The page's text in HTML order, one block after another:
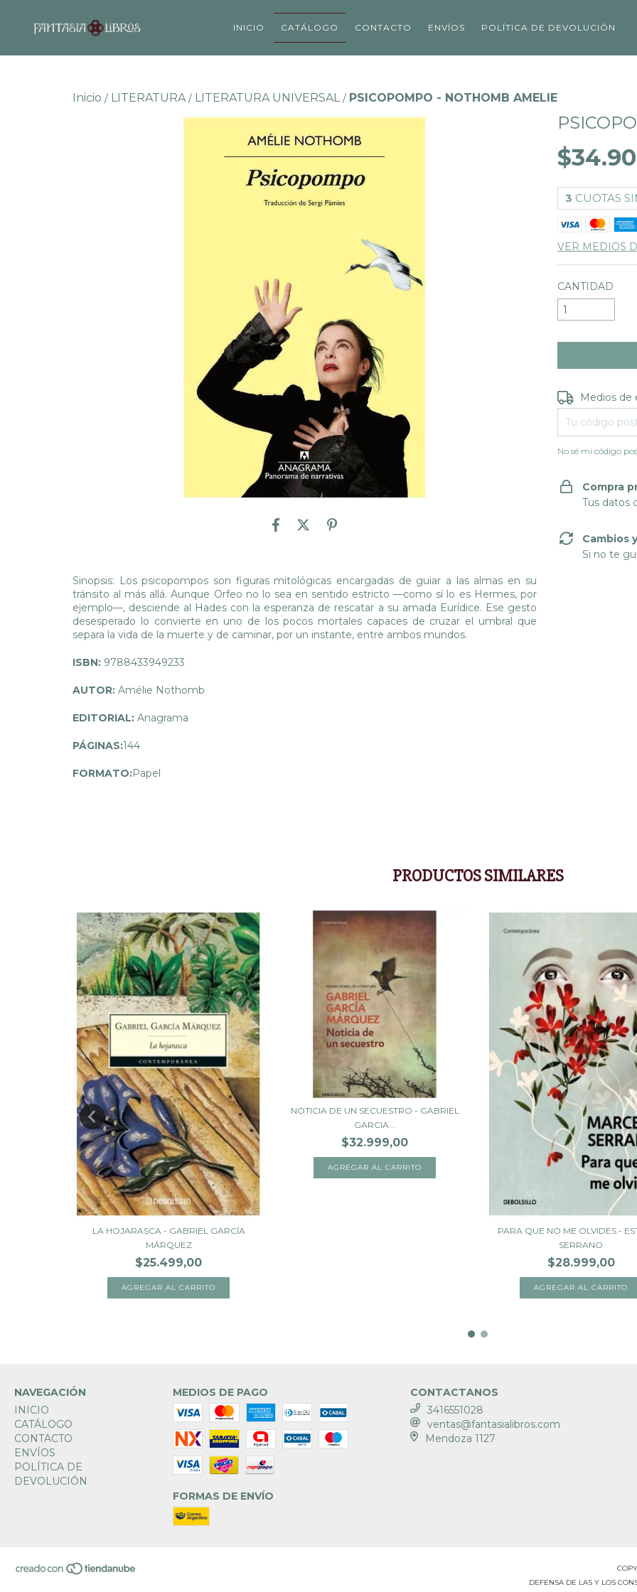
INICIO CATÁLOGO CONTACTO ENVÍOS POLÍTICA DE DEVOLUCIÓN
Inicio / LITERATURA / LITERATURA UNIVERSAL / PSICOPOMPO - NOTHOMB AMELIE
Sinopsis: Los psicopompos son figuras mitológicas encargadas de guiar a las almas en su
tránsito al más allá. Aunque Orfeo no lo sea en sentido estricto —como sí lo es Hermes, por
ejemplo—, desciende al Hades con la esperanza de rescatar a su amada Eurídice. Ese gesto
desesperado lo convierte en uno de los pocos mortales capaces de cruzar el umbral que
separa la vida de la muerte y de caminar, por un instante, entre ambos mundos.
ISBN: 9788433949233
AUTOR: Amélie Nothomb
EDITORIAL: Anagrama
PÁGINAS:144
FORMATO:Papel
3 CUOTAS
VER MEDIOS
CANTIDAD
Entregas para
Medios de
No sé mi código
Compra
Tus datos
Cambios
Si no te
PRODUCTOS SIMILARES
LA HOJARASCA - GABRIEL GARCÍA
MÁRQUEZ
$25.499,00
NOTICIA DE UN SECUESTRO - GABRIEL
GARCIA...
$32.999,00
PARA QUE NO ME OLVIDES -
SERRANO
$28.999,00
NAVEGACIÓN
INICIO
CATÁLOGO
CONTACTO
ENVÍOS
POLÍTICA DE
DEVOLUCIÓN
MEDIOS DE PAGO
FORMAS DE ENVÍO
CONTACTANOS
3416551028
ventas@fantasialibros.com
Mendoza 1127
DEFENSA DE LAS Y LOS